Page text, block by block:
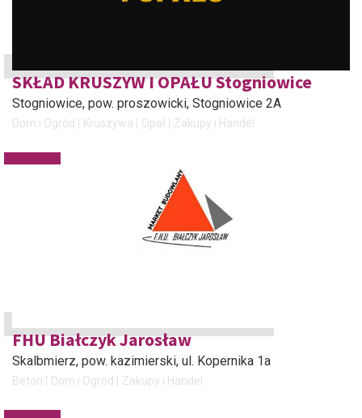
SKŁAD KRUSZYW I OPAŁU Stogniowice
Stogniowice, pow. proszowicki, Stogniowice 2A
Dom i Ogród Kruszywa Opał Zakupy i Handel
FHU Białczyk Jarosław
Skalbmierz, pow. kazimierski, ul. Kopernika 1a
Beton Dom i Ogród Zakupy i Handel